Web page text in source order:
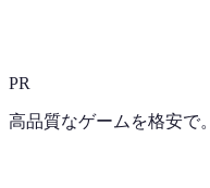
PR
高品質なゲームを格安で。